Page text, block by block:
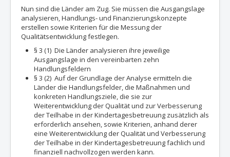
Nun sind die Länder am Zug. Sie müssen die Ausgangslage
analysieren, Handlungs- und Finanzierungskonzepte
erstellen sowie Kriterien für die Messung der
Qualitätsentwicklung festlegen.
§ 3 (1) Die Länder analysieren ihre jeweilige
Ausgangslage in den vereinbarten zehn
Handlungsfeldern
§ 3 (2) Auf der Grundlage der Analyse ermitteln die
Länder die Handlungsfelder, die Maßnahmen und
konkreten Handlungsziele, die sie zur
Weiterentwicklung der Qualität und zur Verbesserung
der Teilhabe in der Kindertagesbetreuung zusätzlich als
erforderlich ansehen, sowie Kriterien, anhand derer
eine Weiterentwicklung der Qualität und Verbesserung
der Teilhabe in der Kindertagesbetreuung fachlich und
finanziell nachvollzogen werden kann.